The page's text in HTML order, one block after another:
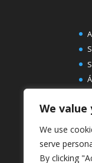
We value
We use
serve
By clicking